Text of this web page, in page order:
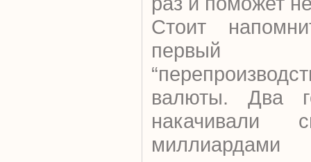
Стоит
валюты. Два
накачивали
миллиардами